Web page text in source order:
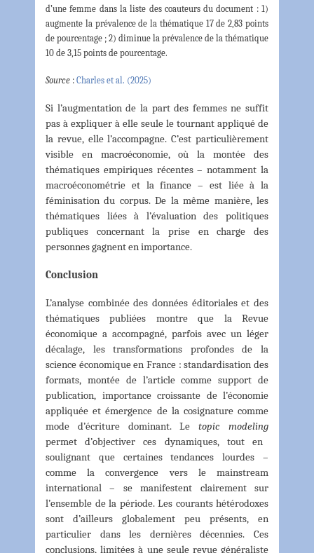
d’une femme dans la liste des coauteurs du document : 1)
augmente la prévalence de la thématique 17 de 2,83 points
de pourcentage ; 2) diminue la prévalence de la thématique
10 de 3,15 points de pourcentage.
Source : Charles et al. (2025)
Si l’augmentation de la part des femmes ne suffit
pas à expliquer à elle seule le tournant appliqué de
la revue, elle l’accompagne. C’est particulièrement
visible en macroéconomie, où la montée des
thématiques empiriques récentes – notamment la
macroéconométrie et la finance – est liée à la
féminisation du corpus. De la même manière, les
thématiques liées à l’évaluation des politiques
publiques concernant la prise en charge des
personnes gagnent en importance.
Conclusion
L’analyse combinée des données éditoriales et des
thématiques publiées montre que la Revue
économique a accompagné, parfois avec un léger
décalage, les transformations profondes de la
science économique en France : standardisation des
formats, montée de l’article comme support de
publication, importance croissante de l’économie
appliquée et émergence de la cosignature comme
mode d’écriture dominant. Letopic modeling
permet d’objectiver ces dynamiques, tout en
soulignant que certaines tendances lourdes –
comme la convergence vers le mainstream
international – se manifestent clairement sur
l’ensemble de la période. Les courants hétérodoxes
sont d’ailleurs globalement peu présents, en
particulier dans les dernières décennies. Ces
conclusions, limitées à une seule revue généraliste